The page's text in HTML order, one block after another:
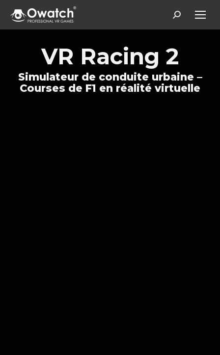
Search:
VR Racing 2
Simulateur de conduite urbaine –
Courses de F1 en réalité virtuelle